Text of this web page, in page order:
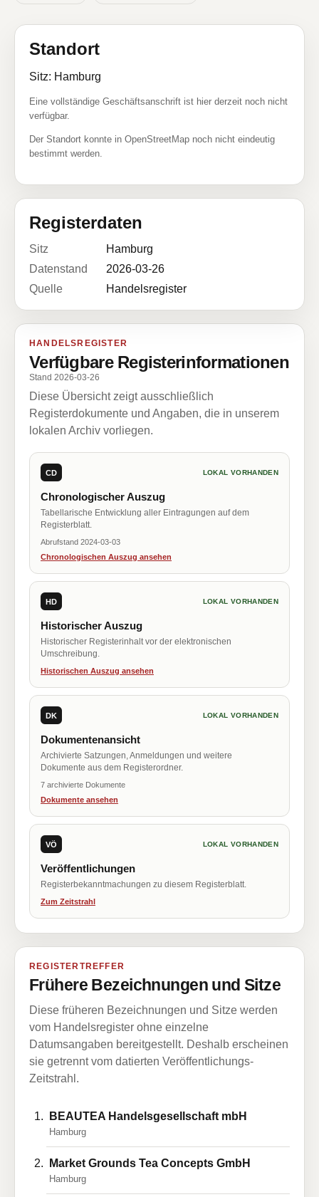
Standort
Sitz: Hamburg
Eine vollständige Geschäftsanschrift ist hier derzeit noch nicht
verfügbar.
Der Standort konnte in OpenStreetMap noch nicht eindeutig
bestimmt werden.
Registerdaten
Sitz
Hamburg
Datenstand
2026-03-26
Quelle
Handelsregister
HANDELSREGISTER
Verfügbare Registerinformationen
Stand 2026-03-26
Diese Übersicht zeigt ausschließlich
Registerdokumente und Angaben, die in unserem
lokalen Archiv vorliegen.
CD LOKAL VORHANDEN
Chronologischer Auszug
Tabellarische Entwicklung aller Eintragungen auf dem
Registerblatt.
Abrufstand 2024-03-03
Chronologischen Auszug ansehen
HD LOKAL VORHANDEN
Historischer Auszug
Historischer Registerinhalt vor der elektronischen
Umschreibung.
Historischen Auszug ansehen
DK LOKAL VORHANDEN
Dokumentenansicht
Archivierte Satzungen, Anmeldungen und weitere
Dokumente aus dem Registerordner.
7 archivierte Dokumente
Dokumente ansehen
VÖ LOKAL VORHANDEN
Veröffentlichungen
Registerbekanntmachungen zu diesem Registerblatt.
Zum Zeitstrahl
REGISTERTREFFER
Frühere Bezeichnungen und Sitze
Diese früheren Bezeichnungen und Sitze werden
vom Handelsregister ohne einzelne
Datumsangaben bereitgestellt. Deshalb erscheinen
sie getrennt vom datierten Veröffentlichungs-
Zeitstrahl.
BEAUTEA Handelsgesellschaft mbH
Hamburg
Market Grounds Tea Concepts GmbH
Hamburg